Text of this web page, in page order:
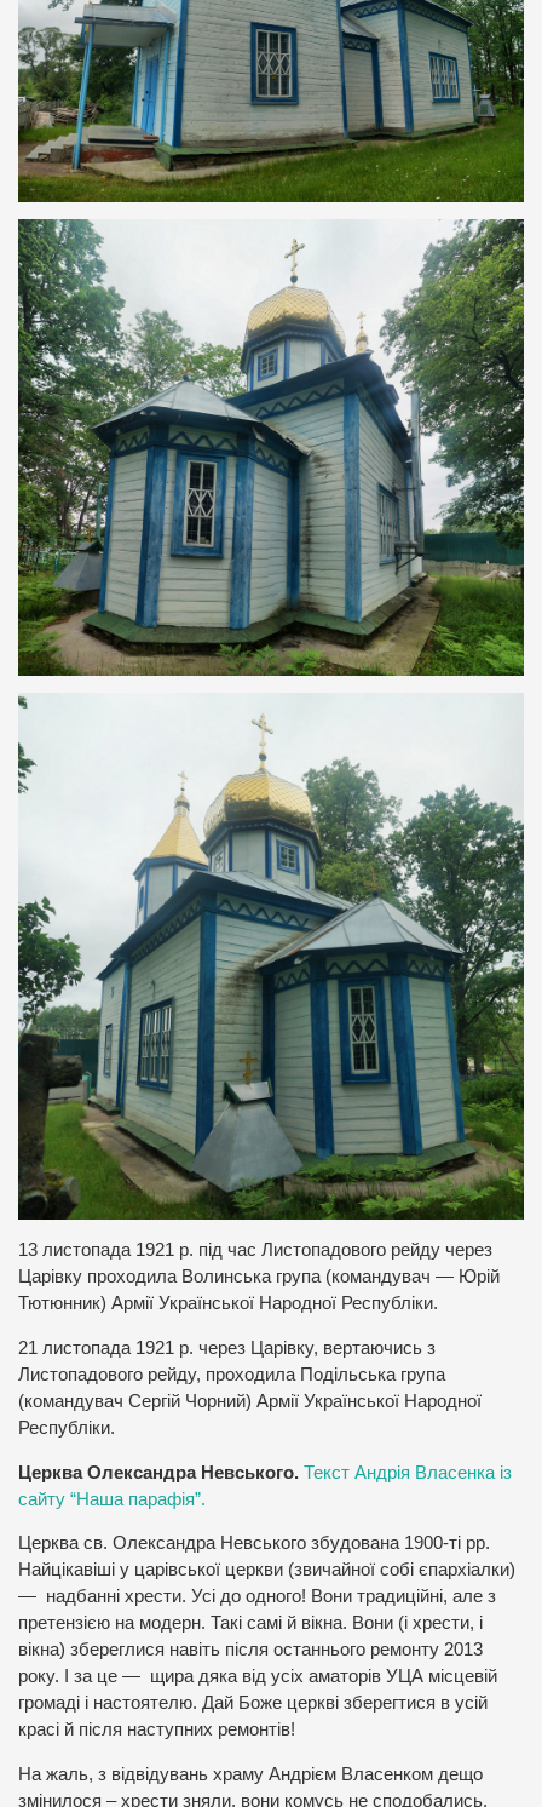
13 листопада 1921 р. під час Листопадового рейду через
Царівку проходила Волинська група (командувач — Юрій
Тютюнник) Армії Української Народної Республіки.
21 листопада 1921 р. через Царівку, вертаючись з
Листопадового рейду, проходила Подільська група
(командувач Сергій Чорний) Армії Української Народної
Республіки.
Церква Олександра Невського. Текст Андрія Власенка із
сайту “Наша парафія”.
Церква св. Олександра Невського збудована 1900-ті рр.
Найцікавіші у царівської церкви (звичайної собі єпархіалки)
— надбанні хрести. Усі до одного! Вони традиційні, але з
претензією на модерн. Такі самі й вікна. Вони (і хрести, і
вікна) збереглися навіть після останнього ремонту 2013
року. І за це — щира дяка від усіх аматорів УЦА місцевій
громаді і настоятелю. Дай Боже церкві зберегтися в усій
красі й після наступних ремонтів!
На жаль, з відвідувань храму Андрієм Власенком дещо
змінилося – хрести зняли, вони комусь не сподобались.